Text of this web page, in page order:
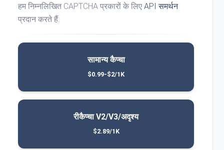
हम निम्नलिखित CAPTCHA प्रकारों के लिए API समर्थन
प्रदान करते हैं:
सामान्य कैप्चा
$0.99-$2/1K
रीकैप्चा V2/V3/अदृश्य
$2.89/1K